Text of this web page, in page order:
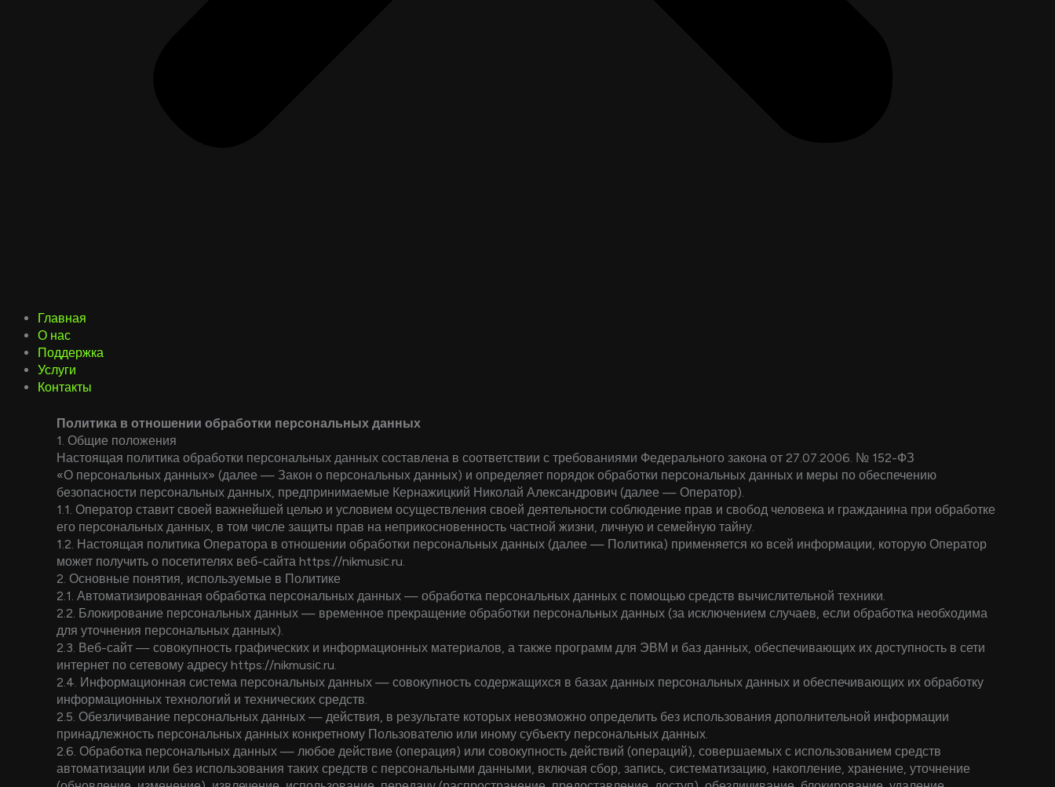
Главная
О нас
Поддержка
Услуги
Контакты
Политика в отношении обработки персональных данных
1. Общие положения
Настоящая политика обработки персональных данных составлена в соответствии с требованиями Федерального закона от 27.07.2006. № 152-ФЗ
«О персональных данных» (далее — Закон о персональных данных) и определяет порядок обработки персональных данных и меры по обеспечению
безопасности персональных данных, предпринимаемые Кернажицкий Николай Александрович (далее — Оператор).
1.1. Оператор ставит своей важнейшей целью и условием осуществления своей деятельности соблюдение прав и свобод человека и гражданина при обработке
его персональных данных, в том числе защиты прав на неприкосновенность частной жизни, личную и семейную тайну.
1.2. Настоящая политика Оператора в отношении обработки персональных данных (далее — Политика) применяется ко всей информации, которую Оператор
может получить о посетителях веб-сайта https://nikmusiс.ru.
2. Основные понятия, используемые в Политике
2.1. Автоматизированная обработка персональных данных — обработка персональных данных с помощью средств вычислительной техники.
2.2. Блокирование персональных данных — временное прекращение обработки персональных данных (за исключением случаев, если обработка необходима
для уточнения персональных данных).
2.3. Веб-сайт — совокупность графических и информационных материалов, а также программ для ЭВМ и баз данных, обеспечивающих их доступность в сети
интернет по сетевому адресу https://nikmusiс.ru.
2.4. Информационная система персональных данных — совокупность содержащихся в базах данных персональных данных и обеспечивающих их обработку
информационных технологий и технических средств.
2.5. Обезличивание персональных данных — действия, в результате которых невозможно определить без использования дополнительной информации
принадлежность персональных данных конкретному Пользователю или иному субъекту персональных данных.
2.6. Обработка персональных данных — любое действие (операция) или совокупность действий (операций), совершаемых с использованием средств
автоматизации или без использования таких средств с персональными данными, включая сбор, запись, систематизацию, накопление, хранение, уточнение